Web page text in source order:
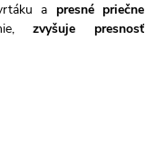
a presné priečne
zvyšuje presnosť